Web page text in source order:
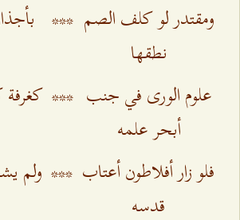
ومقتدر لو كلف الصم
نطقها
***
علوم الورى في جنب
أبحر علمه
***
فلو زار أفلاطون أعتاب
قدسه
*** ولم